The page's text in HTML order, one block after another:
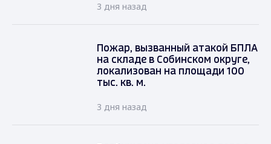
3 дня назад
Пожар, вызванный атакой БПЛА
на складе в Собинском округе,
локализован на площади 100
тыс. кв. м.
3 дня назад